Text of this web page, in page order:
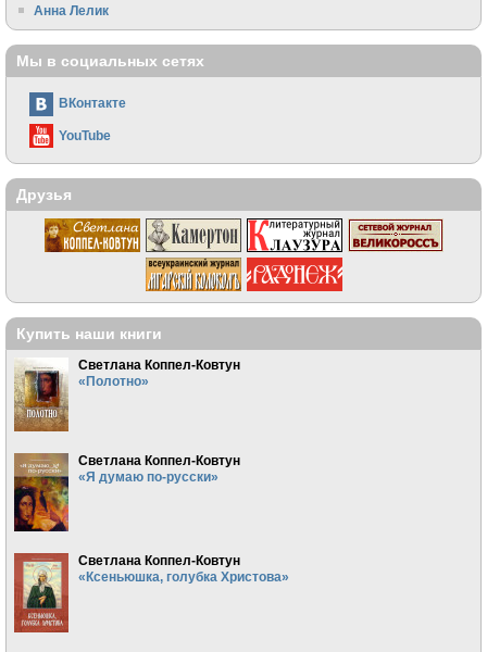
Анна Лелик
Мы в социальных сетях
ВКонтакте
YouTube
Друзья
Купить наши книги
Светлана Коппел-Ковтун
«Полотно»
Светлана Коппел-Ковтун
«Я думаю по-русски»
Светлана Коппел-Ковтун
«Ксеньюшка, голубка Христова»